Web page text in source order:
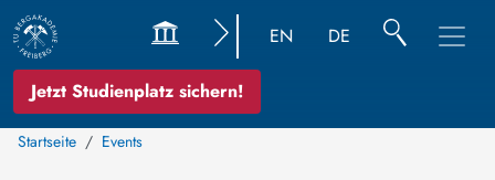
Jetzt Studienplatz sichern!
EN DE
Startseite Events